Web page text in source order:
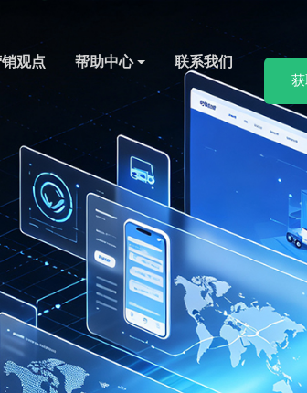
观点 帮助中心 联系我们
AI 视频剪辑
台